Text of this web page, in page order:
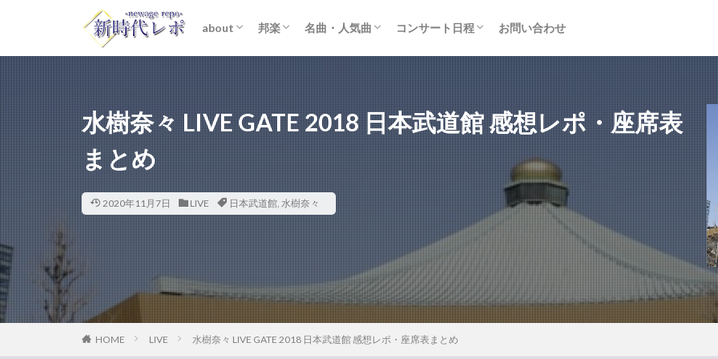
about
ライター紹介
プライバシーポリシー
免責事項
邦楽
STARTO ENTERTAINMENT (旧ジャニーズ)
女性アイドル
K-POP
洋楽
名曲・人気曲
おすすめアルバム
歌詞考察
コンサート日程
セトリ・まとめ
ライブレポ
カード枠
お問い合わせ
水樹奈々 LIVE GATE 2018 日本武道館 感想レポ・座席表
まとめ
2020年11月7日 LIVE 日本武道館, 水樹奈々
HOME LIVE 水樹奈々 LIVE GATE 2018 日本武道館 感想レポ・座席表まとめ